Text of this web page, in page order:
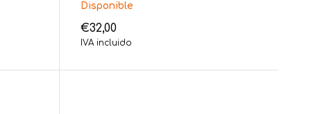
Disponible
€32,00
IVA incluido